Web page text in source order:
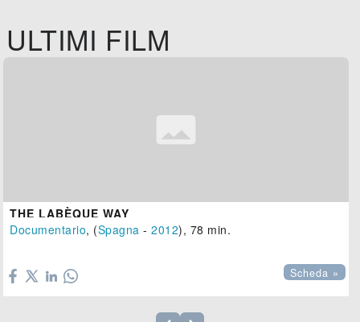
ULTIMI FILM
THE LABÈQUE WAY
Documentario, (Spagna -2012), 78 min.
Scheda »